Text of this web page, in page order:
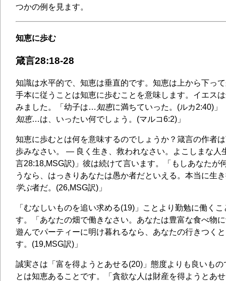
つかの例を見ます。
知恵に歩む
箴言28:18-28
知識は水平的で、知恵は垂直的です。知恵は上から下っ
手本に従うことは知恵に歩むことを意味します。イエス
みました。「幼子は… 知恵に満ちていった。(ルカ2:40)」
知恵…は、いったい何でしょう。(マルコ6:2)」
知恵に歩むとは何を意味するのでしょうか？箴言の作者
歩みなさい。 ― 良く生き、救われなさい。よこしまな人
言28:18,MSG訳)」彼は続けて言います。「もしあなたが
うなら、はっきりあなたは愚か者だといえる。本当に生
学ぶ者だ。(26,MSG訳)」
「むなしいものを追い求める(19)」ことより勤勉に働く
す。「あなたの畑で働きなさい。あなたは豊富な食べ物
遊んでパーティーに明け暮れるなら、あなたの行きつく
す。(19,MSG訳)」
誠実さは「富を得ようとあせる(20)」態度よりも良いも
とは知恵あることです。「貪欲な人は財産を得ようとあ